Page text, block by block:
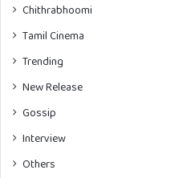
Chithrabhoomi
Tamil Cinema
Trending
New Release
Gossip
Interview
Others